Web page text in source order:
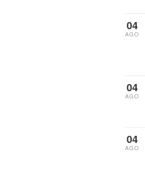
04
AGO
04
AGO
04
AGO